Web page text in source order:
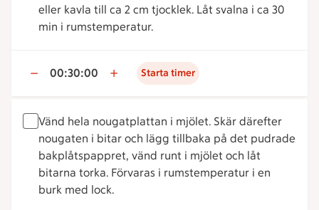
eller kavla till ca 2 cm tjocklek. Låt svalna i ca 30
min i rumstemperatur.
00:30:00 Starta timer
Vänd hela nougatplattan i mjölet. Skär därefter
nougaten i bitar och lägg tillbaka på det pudrade
bakplåtspappret, vänd runt i mjölet och låt
bitarna torka. Förvaras i rumstemperatur i en
burk med lock.